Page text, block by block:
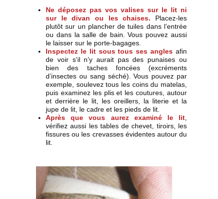
Ne déposez pas vos valises sur le lit ni
sur le divan ou les chaises. Placez-les
plutôt sur un plancher de tuiles dans l’entrée
ou dans la salle de bain. Vous pouvez aussi
le laisser sur le porte-bagages.
Inspectez le lit sous tous ses angles afin
de voir s’il n’y aurait pas des punaises ou
bien des taches foncées (excréments
d’insectes ou sang séché). Vous pouvez par
exemple, soulevez tous les coins du matelas,
puis examinez les plis et les coutures, autour
et derrière le lit, les oreillers, la literie et la
jupe de lit, le cadre et les pieds de lit.
Après que vous aurez examiné le lit,
vérifiez aussi les tables de chevet, tiroirs, les
fissures ou les crevasses évidentes autour du
lit.